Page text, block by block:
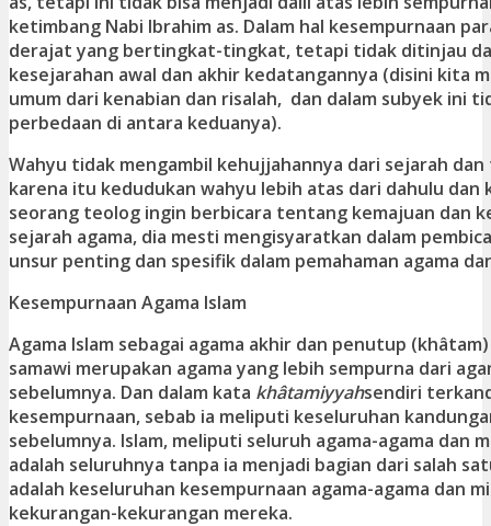
ketimbang Nabi Ibrahim as. Dalam hal kesempurnaan
derajat yang bertingkat-tingkat, tetapi tidak ditinjau
kesejarahan awal dan akhir kedatangannya (disini kita
umum dari kenabian dan risalah, dan dalam subyek ini
perbedaan di antara keduanya).
Wahyu tidak mengambil kehujjahannya dari sejarah
karena itu kedudukan wahyu lebih atas dari dahulu dan
seorang teolog ingin berbicara tentang kemajuan dan
sejarah agama, dia mesti mengisyaratkan dalam
unsur penting dan spesifik dalam pemahaman agama
Kesempurnaan Agama Islam
Agama Islam sebagai agama akhir dan penutup
samawi merupakan agama yang lebih sempurna dari
sebelumnya. Dan dalam kata khâtamiyyahsendiri
kesempurnaan, sebab ia meliputi keseluruhan
sebelumnya. Islam, meliputi seluruh agama-agama dan
adalah seluruhnya tanpa ia menjadi bagian dari salah
adalah keseluruhan kesempurnaan agama-agama dan
kekurangan-kekurangan mereka.